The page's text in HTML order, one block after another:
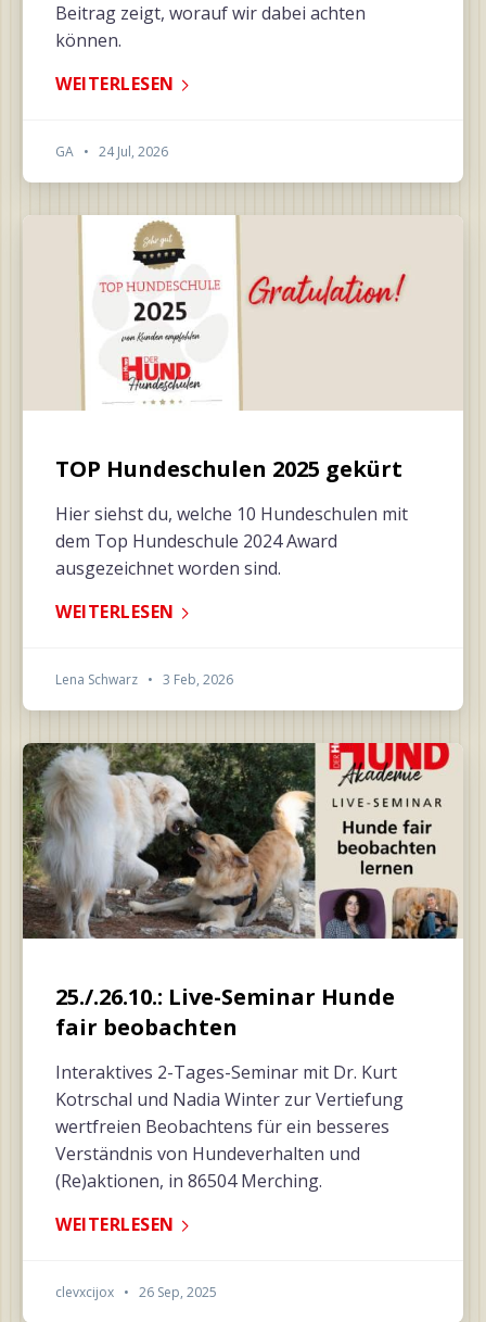
Beitrag zeigt, worauf wir dabei achten
können.
WEITERLESEN
GA • 24 Jul, 2026
TOP Hundeschulen 2025 gekürt
Hier siehst du, welche 10 Hundeschulen mit
dem Top Hundeschule 2024 Award
ausgezeichnet worden sind.
WEITERLESEN
Lena Schwarz • 3 Feb, 2026
25./.26.10.: Live-Seminar Hunde
fair beobachten
Interaktives 2-Tages-Seminar mit Dr. Kurt
Kotrschal und Nadia Winter zur Vertiefung
wertfreien Beobachtens für ein besseres
Verständnis von Hundeverhalten und
(Re)aktionen, in 86504 Merching.
WEITERLESEN
clevxcijox • 26 Sep, 2025